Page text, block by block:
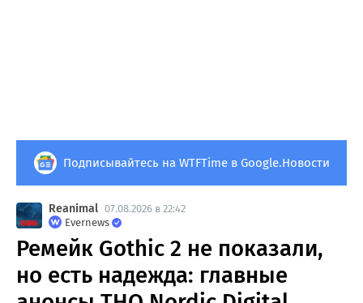
Подписывайтесь на WTFTime в Google.Новости
Reanimal 07.08.2026 в 22:42
Evernews
Ремейк Gothic 2 не показали,
но есть надежда: главные